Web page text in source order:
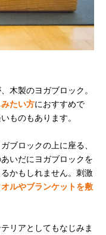
木製のヨガブロック。
たい方におすすめで
ものもあります。
ブロックの上に座る、
いだにヨガブロックを
かもしれません。刺激
ルやブランケットを敷
リアとしてもなじみま